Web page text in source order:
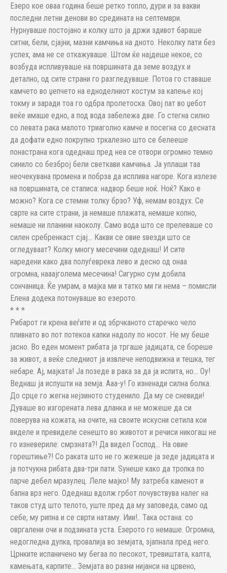
Езеро кое оваа година беше ретко топло, дури и за вакви
последни летни денови во средината на септември.
Нурнуваше постојано и колку што ја држи здивот бараше
ситни, бели, сјајни, мазни камчиња на дното. Неколку пати без
успех, ама не се откажуваше. Штом ќе најдеше некое, со
возбуда испливуваше на површината да земе воздух и
детално, од сите страни го разгледуваше. Потоа го ставаше
камчето во џепчето на едноделниот костум за капење кој
токму и заради тоа го одбра пролетоска. Овој пат во џебот
веќе имаше едно, а под вода забележа две. Го стегна силно
со левата рака малото триаголно камче и посегна со десната
да дофати едно покрупно тркалезно што се белееше
понастрана кога одеднаш пред неа се отвори огромно темно
синило со безброј бели светкави камчиња. Ја уплаши таа
неочекувана промена и побрза да исплива нагоре. Кога излезе
на површината, се стаписа: надвор беше ноќ. Ноќ? Како е
можно? Кога се стемни толку брзо? Уф, немам воздух. Се
сврте на сите страни, ја немаше плажата, немаше копно,
немаше ни планини наоколу. Само вода што се прелеваше со
силен сребренкаст сјај… Какви се овие ѕвезди што се
огледуваат? Колку многу месечини одеднаш! И сите
наредени како два полуѓеврека лево и десно од онаа
огромна, нааајголема месечина! Сигурно сум добила
сончаница. Ќе умрам, а мајка ми и татко ми ги нема – помисли
Елена додека потонуваше во езерото.
* * *
Рибарот ги крена веѓите и од збрчканото старечко чело
пливнато во пот потекоа капки надолу по носот. Не му беше
јасно. Во еден момент рибата ја тргаше јадицата, се бореше
за живот, а веќе следниот ја извлече неподвижна и тешка, тег
небаре. Ај, мајката! Ја позеде в рака за да ја испита, но… Оу!
Веднаш ја испушти на земја. Ааа-у! Го изненади силна болка.
До срце го жегна нејзиното студенило. Да му се сневиди!
Дуваше во изгорената лева дланка и не можеше да си
поверува на кожата, на очите, на своите искусни сетила кои
виделе и превиделе сенешто во животот и речиси никогаш не
го изневериле: смрзната?! Да видел Господ… На овие
горештиње?! Со раката што не го жежеше ја зеде јадицата и
ја потчукна рибата два-три пати. Ѕунеше како да тропка по
парче дебел мразулец. Леле мајко! Му затреба каменот и
бапна врз него. Одеднаш вдолж грбот почувствува налег на
таков студ што телото, уште пред да му заповеда, само од
себе, му рипна и се сврти натаму. Иии!.. Така остана: со
овргалени очи и подзината уста. Езерото го немаше. Огромна,
недогледна дупка, провалија во земјата, зјапнала пред него.
Црнките испаничено му бегаа по песокот, тревиштата, калта,
камењата, карпите… Земјата во разни нијанси на црвено,